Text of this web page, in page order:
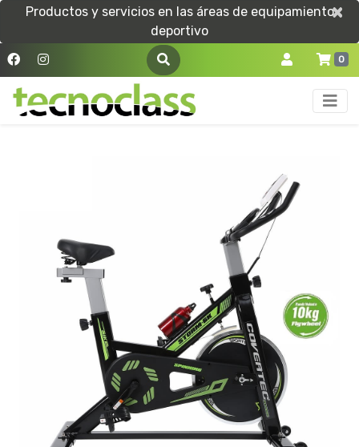
Productos y servicios en las áreas de equipamiento
deportivo
×
×
0